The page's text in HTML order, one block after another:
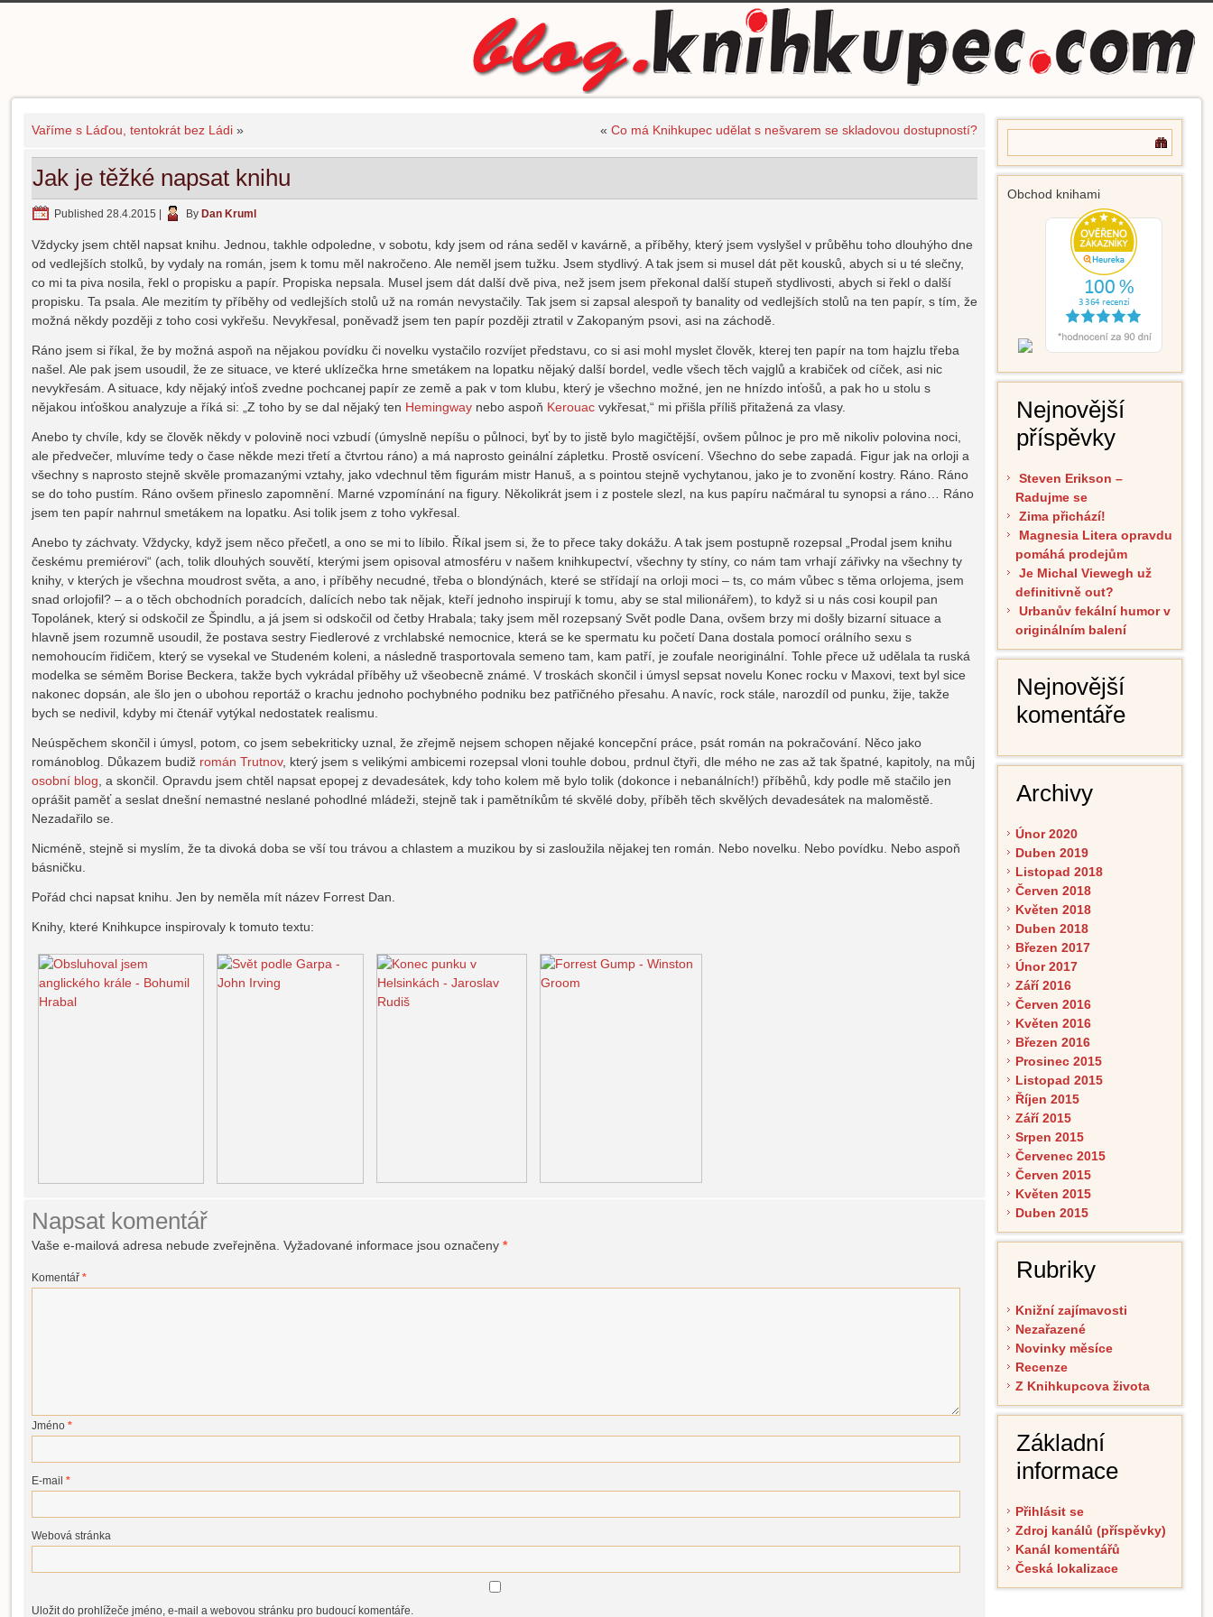
Vaříme s Láďou, tentokrát bez Ládi » «Co má Knihkupec udělat s nešvarem se skladovou dostupností?
Jak je těžké napsat knihu
Published 28.4.2015 By Dan Kruml
Vždycky jsem chtěl napsat knihu. Jednou, takhle odpoledne, v sobotu, kdy jsem od rána seděl v kavárně, a příběhy, který jsem vyslyšel v průběhu toho dlouhýho dne
od vedlejších stolků, by vydaly na román, jsem k tomu měl nakročeno. Ale neměl jsem tužku. Jsem stydlivý. A tak jsem si musel dát pět kousků, abych si u té slečny,
co mi ta piva nosila, řekl o propisku a papír. Propiska nepsala. Musel jsem dát další dvě piva, než jsem jsem překonal další stupeň stydlivosti, abych si řekl o další
propisku. Ta psala. Ale mezitím ty příběhy od vedlejších stolů už na román nevystačily. Tak jsem si zapsal alespoň ty banality od vedlejších stolů na ten papír, s tím, že
možná někdy později z toho cosi vykřešu. Nevykřesal, poněvadž jsem ten papír později ztratil v Zakopaným psovi, asi na záchodě.
Ráno jsem si říkal, že by možná aspoň na nějakou povídku či novelku vystačilo rozvíjet představu, co si asi mohl myslet člověk, kterej ten papír na tom hajzlu třeba
našel. Ale pak jsem usoudil, že ze situace, ve které uklízečka hrne smetákem na lopatku nějaký další bordel, vedle všech těch vajglů a krabiček od cíček, asi nic
nevykřesám. A situace, kdy nějaký inťoš zvedne pochcanej papír ze země a pak v tom klubu, který je všechno možné, jen ne hnízdo inťošů, a pak ho u stolu s
nějakou inťoškou analyzuje a říká si: „Z toho by se dal nějaký ten Hemingway nebo aspoň Kerouac vykřesat,“ mi přišla příliš přitažená za vlasy.
Anebo ty chvíle, kdy se člověk někdy v polovině noci vzbudí (úmyslně nepíšu o půlnoci, byť by to jistě bylo magičtější, ovšem půlnoc je pro mě nikoliv polovina noci,
ale předvečer, mluvíme tedy o čase někde mezi třetí a čtvrtou ráno) a má naprosto geinální zápletku. Prostě osvícení. Všechno do sebe zapadá. Figur jak na orloji a
všechny s naprosto stejně skvěle promazanými vztahy, jako vdechnul těm figurám mistr Hanuš, a s pointou stejně vychytanou, jako je to zvonění kostry. Ráno. Ráno
se do toho pustím. Ráno ovšem přineslo zapomnění. Marné vzpomínání na figury. Několikrát jsem i z postele slezl, na kus papíru načmáral tu synopsi a ráno… Ráno
jsem ten papír nahrnul smetákem na lopatku. Asi tolik jsem z toho vykřesal.
Anebo ty záchvaty. Vždycky, když jsem něco přečetl, a ono se mi to líbilo. Říkal jsem si, že to přece taky dokážu. A tak jsem postupně rozepsal „Prodal jsem knihu
českému premiérovi“ (ach, tolik dlouhých souvětí, kterými jsem opisoval atmosféru v našem knihkupectví, všechny ty stíny, co nám tam vrhají zářivky na všechny ty
knihy, v kterých je všechna moudrost světa, a ano, i příběhy necudné, třeba o blondýnách, které se střídají na orloji moci – ts, co mám vůbec s těma orlojema, jsem
snad orlojofil? – a o těch obchodních poradcích, dalících nebo tak nějak, kteří jednoho inspirují k tomu, aby se stal milionářem), to když si u nás cosi koupil pan
Topolánek, který si odskočil ze Špindlu, a já jsem si odskočil od četby Hrabala; taky jsem měl rozepsaný Svět podle Dana, ovšem brzy mi došly bizarní situace a
hlavně jsem rozumně usoudil, že postava sestry Fiedlerové z vrchlabské nemocnice, která se ke spermatu ku početí Dana dostala pomocí orálního sexu s
nemohoucím řidičem, který se vysekal ve Studeném koleni, a následně trasportovala semeno tam, kam patří, je zoufale neoriginální. Tohle přece už udělala ta ruská
modelka se séměm Borise Beckera, takže bych vykrádal příběhy už všeobecně známé. V troskách skončil i úmysl sepsat novelu Konec rocku v Maxovi, text byl sice
nakonec dopsán, ale šlo jen o ubohou reportáž o krachu jednoho pochybného podniku bez patřičného přesahu. A navíc, rock stále, narozdíl od punku, žije, takže
bych se nedivil, kdyby mi čtenář vytýkal nedostatek realismu.
Neúspěchem skončil i úmysl, potom, co jsem sebekriticky uznal, že zřejmě nejsem schopen nějaké koncepční práce, psát román na pokračování. Něco jako
románoblog. Důkazem budiž román Trutnov, který jsem s velikými ambicemi rozepsal vloni touhle dobou, prdnul čtyři, dle mého ne zas až tak špatné, kapitoly, na můj
osobní blog , a skončil. Opravdu jsem chtěl napsat epopej z devadesátek, kdy toho kolem mě bylo tolik (dokonce i nebanálních!) příběhů, kdy podle mě stačilo jen
oprášit paměť a seslat dnešní nemastné neslané pohodlné mládeži, stejně tak i pamětníkům té skvělé doby, příběh těch skvělých devadesátek na maloměstě.
Nezadařilo se.
Nicméně, stejně si myslím, že ta divoká doba se vší tou trávou a chlastem a muzikou by si zasloužila nějakej ten román. Nebo novelku. Nebo povídku. Nebo aspoň
básničku.
Pořád chci napsat knihu. Jen by neměla mít název Forrest Dan.
Knihy, které Knihkupce inspirovaly k tomuto textu:
Napsat komentář
Vaše e-mailová adresa nebude zveřejněna. Vyžadované informace jsou označeny*
Komentář*
Jméno*
E-mail*
Webová stránka
Uložit do prohlížeče jméno, e-mail a webovou stránku pro budoucí komentáře.
Obchod knihami
Nejnovější
příspěvky
Steven Erikson –
Radujme se
Zima přichází!
Magnesia Litera opravdu
pomáhá prodejům
Je Michal Viewegh už
definitivně out?
Urbanův fekální humor v
originálním balení
Nejnovější
komentáře
Archivy
Únor 2020
Duben 2019
Listopad 2018
Červen 2018
Květen 2018
Duben 2018
Březen 2017
Únor 2017
Září 2016
Červen 2016
Květen 2016
Březen 2016
Prosinec 2015
Listopad 2015
Říjen 2015
Září 2015
Srpen 2015
Červenec 2015
Červen 2015
Květen 2015
Duben 2015
Rubriky
Knižní zajímavosti
Nezařazené
Novinky měsíce
Recenze
Z Knihkupcova života
Základní
informace
Přihlásit se
Zdroj kanálů (příspěvky)
Kanál komentářů
Česká lokalizace